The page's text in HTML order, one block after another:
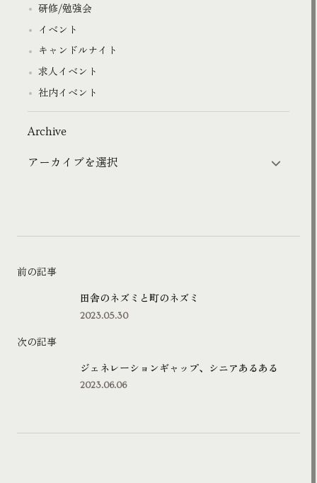
研修/勉強会
イベント
キャンドルナイト
求人イベント
社内イベント
Archive
前の記事
田舎のネズミと町のネズミ
2023.05.30
次の記事
ジェネレーションギャップ、シニアあるある
2023.06.06